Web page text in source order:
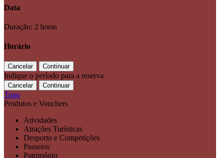
Data
Duração: 2 horas
Horário
Indique o período para a reserva
Topo
Produtos e Vouchers
Atividades
Atrações Turísticas
Desporto e Competições
Passeios
Património